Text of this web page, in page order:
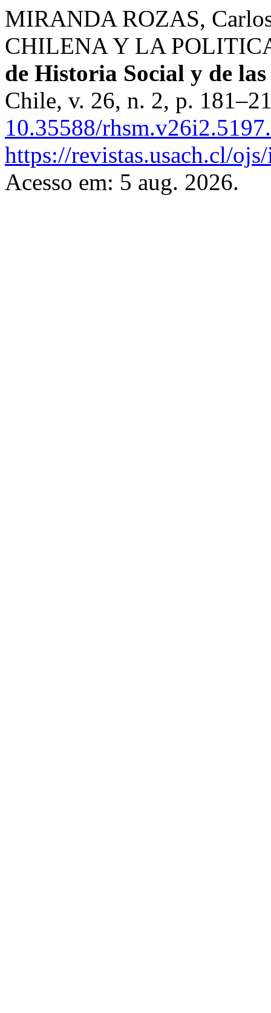
MIRANDA ROZAS,
CHILENA Y LA
de Historia Social y de
Chile, v. 26, n. 2, p.
10.35588/rhsm.v26i2.5197.
https://revistas.usach.cl/
Acesso em: 5 aug. 2026.